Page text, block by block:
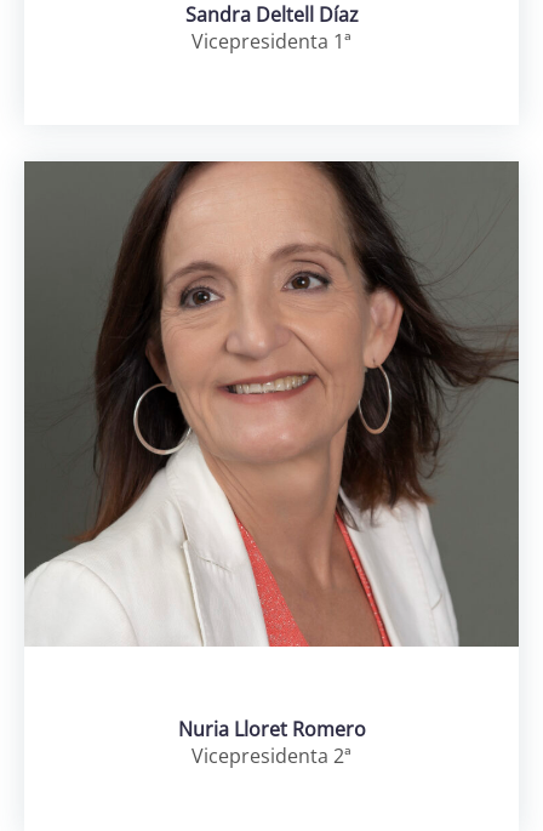
Sandra Deltell Díaz
Vicepresidenta 1ª
Nuria Lloret Romero
Vicepresidenta 2ª